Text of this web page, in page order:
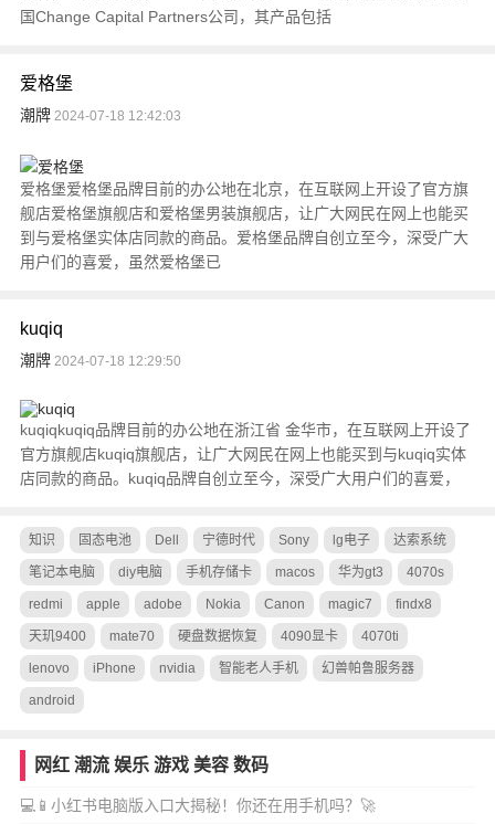
国Change Capital Partners公司，其产品包括
爱格堡
潮牌2024-07-18 12:42:03
爱格堡爱格堡品牌目前的办公地在北京，在互联网上开设了官方旗
舰店爱格堡旗舰店和爱格堡男装旗舰店，让广大网民在网上也能买
到与爱格堡实体店同款的商品。爱格堡品牌自创立至今，深受广大
用户们的喜爱，虽然爱格堡已
kuqiq
潮牌2024-07-18 12:29:50
kuqiqkuqiq品牌目前的办公地在浙江省 金华市，在互联网上开设了
官方旗舰店kuqiq旗舰店，让广大网民在网上也能买到与kuqiq实体
店同款的商品。kuqiq品牌自创立至今，深受广大用户们的喜爱，
知识 固态电池 Dell 宁德时代 Sony lg电子 达索系统
笔记本电脑 diy电脑 手机存储卡 macos 华为gt3 4070s
redmi apple adobe Nokia Canon magic7 findx8
天玑9400 mate70 硬盘数据恢复 4090显卡 4070ti
lenovo iPhone nvidia 智能老人手机 幻兽帕鲁服务器
android
网红 潮流 娱乐 游戏 美容 数码
💻📱小红书电脑版入口大揭秘！你还在用手机吗？🚀